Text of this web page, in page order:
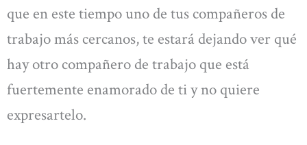
que en este tiempo uno de tus compañeros de
trabajo más cercanos, te estará dejando ver qué
hay otro compañero de trabajo que está
fuertemente enamorado de ti y no quiere
expresartelo.